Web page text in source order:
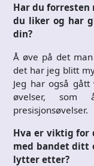
Har du forresten
du liker og har
din?
Å øve på det
det har jeg blitt
Jeg har også
øvelser, som
presisjonsøvelser.
Hva er viktig for
med bandet ditt
lytter etter?